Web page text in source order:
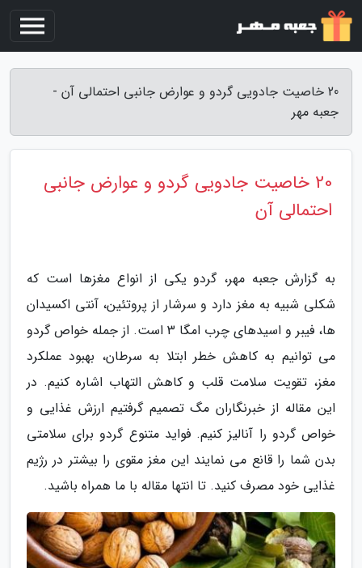
20 خاصیت جادویی گردو و عوارض جانبی احتمالی آن -
جعبه مهر
20 خاصیت جادویی گردو و عوارض جانبی
احتمالی آن
به گزارش جعبه مهر، گردو یکی از انواع مغزها است که
شکلی شبیه به مغز دارد و سرشار از پروتئین، آنتی اکسیدان
ها، فیبر و اسیدهای چرب امگا 3 است. از جمله خواص گردو
می توانیم به کاهش خطر ابتلا به سرطان، بهبود عملکرد
مغز، تقویت سلامت قلب و کاهش التهاب اشاره کنیم. در
این مقاله از خبرنگاران مگ تصمیم گرفتیم ارزش غذایی و
خواص گردو را آنالیز کنیم. فواید متنوع گردو برای سلامتی
بدن شما را قانع می نمایند این مغز مقوی را بیشتر در رژیم
غذایی خود مصرف کنید. تا انتها مقاله با ما همراه باشید.